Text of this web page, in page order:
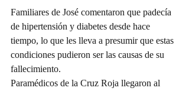
Familiares de José comentaron que padecía
de hipertensión y diabetes desde hace
tiempo, lo que les lleva a presumir que estas
condiciones pudieron ser las causas de su
fallecimiento.
Paramédicos de la Cruz Roja llegaron al